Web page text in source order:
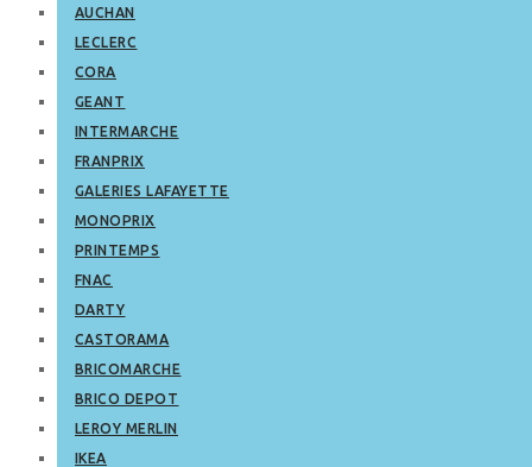
AUCHAN
LECLERC
CORA
GEANT
INTERMARCHE
FRANPRIX
GALERIES LAFAYETTE
MONOPRIX
PRINTEMPS
FNAC
DARTY
CASTORAMA
BRICOMARCHE
BRICO DEPOT
LEROY MERLIN
IKEA